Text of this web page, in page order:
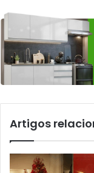
Artigos